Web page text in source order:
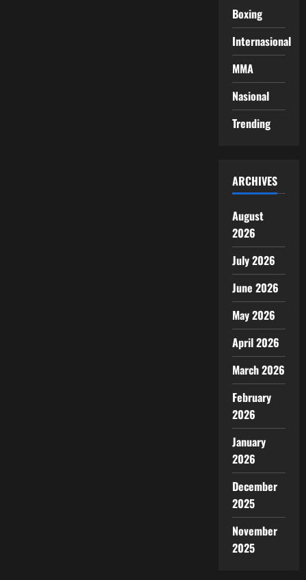
Boxing
Internasional
MMA
Nasional
Trending
ARCHIVES
August
2026
July 2026
June 2026
May 2026
April 2026
March 2026
February
2026
January
2026
December
2025
November
2025